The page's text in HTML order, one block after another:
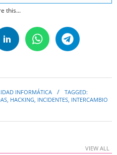
this...
INFORMÁTICA
TAGGED:
, HACKING, INCIDENTES, INTERCAMBIO
VIEW ALL